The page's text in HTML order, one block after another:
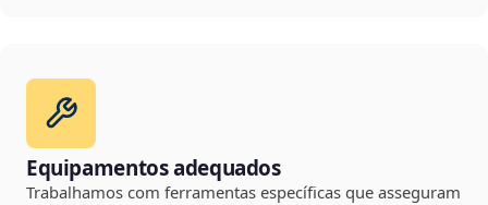
Equipamentos adequados
Trabalhamos com ferramentas específicas que asseguram